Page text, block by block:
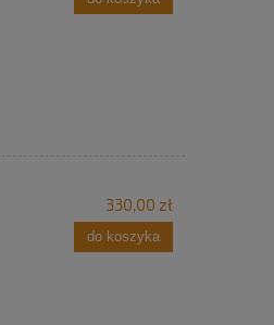
330,00 zł
do koszyka